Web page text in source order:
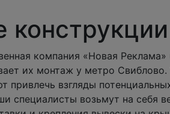
компания «Новая
их монтаж у метро
привлечь взгляды
специалисты возьмут на себя